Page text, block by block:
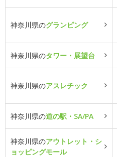
神奈川県のグランピング
神奈川県のタワー・展望台
神奈川県のアスレチック
神奈川県の道の駅・SA/PA
神奈川県のアウトレット・シ
ョッピングモール